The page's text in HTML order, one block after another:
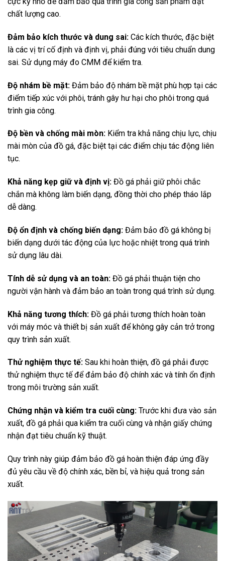
chất lượng cao.
Đảm bảo kích thước và dung sai: Các kích thước, đặc biệt
là các vị trí cố định và định vị, phải đúng với tiêu chuẩn dung
sai. Sử dụng máy đo CMM để kiểm tra.
Độ nhám bề mặt: Đảm bảo độ nhám bề mặt phù hợp tại các
điểm tiếp xúc với phôi, tránh gây hư hại cho phôi trong quá
trình gia công.
Độ bền và chống mài mòn: Kiểm tra khả năng chịu lực, chịu
mài mòn của đồ gá, đặc biệt tại các điểm chịu tác động liên
tục.
Khả năng kẹp giữ và định vị: Đồ gá phải giữ phôi chắc
chắn mà không làm biến dạng, đồng thời cho phép tháo lắp
dễ dàng.
Độ ổn định và chống biến dạng: Đảm bảo đồ gá không bị
biến dạng dưới tác động của lực hoặc nhiệt trong quá trình
sử dụng lâu dài.
Tính dễ sử dụng và an toàn: Đồ gá phải thuận tiện cho
người vận hành và đảm bảo an toàn trong quá trình sử dụng.
Khả năng tương thích: Đồ gá phải tương thích hoàn toàn
với máy móc và thiết bị sản xuất để không gây cản trở trong
quy trình sản xuất.
Thử nghiệm thực tế: Sau khi hoàn thiện, đồ gá phải được
thử nghiệm thực tế để đảm bảo độ chính xác và tính ổn định
trong môi trường sản xuất.
Chứng nhận và kiểm tra cuối cùng: Trước khi đưa vào sản
xuất, đồ gá phải qua kiểm tra cuối cùng và nhận giấy chứng
nhận đạt tiêu chuẩn kỹ thuật.
Quy trình này giúp đảm bảo đồ gá hoàn thiện đáp ứng đầy
đủ yêu cầu về độ chính xác, bền bỉ, và hiệu quả trong sản
xuất.